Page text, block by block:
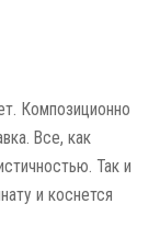
Композиционно
Все, как
Так и
и коснется